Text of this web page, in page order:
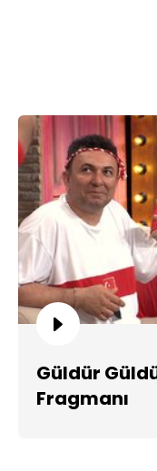
Güldür
Fragmanı